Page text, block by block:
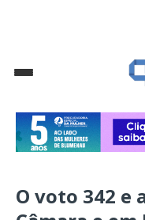
O voto 342 e